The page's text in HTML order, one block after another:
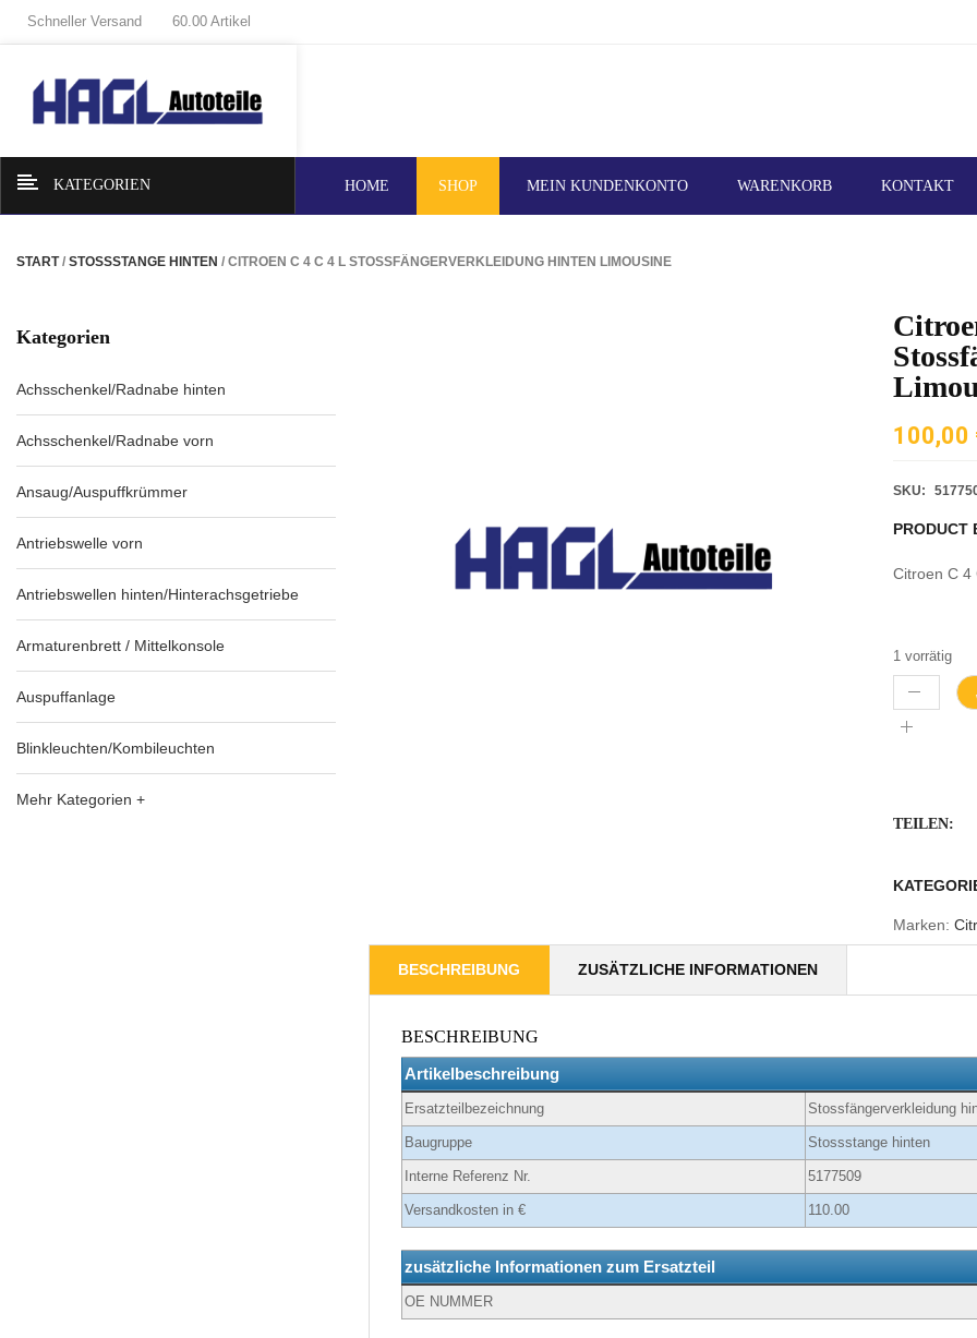
Schneller Versand 60.00 Artikel
KATEGORIEN HOME SHOP MEIN KUNDENKONTO WARENKORB KONTAKT
START/ STOSSSTANGE HINTEN / CITROEN C 4 C 4 L STOSSFÄNGERVERKLEIDUNG HINTEN LIMOUSINE
Kategorien
Achsschenkel/Radnabe hinten
Achsschenkel/Radnabe vorn
Ansaug/Auspuffkrümmer
Antriebswelle vorn
Antriebswellen hinten/Hinterachsgetriebe
Armaturenbrett / Mittelkonsole
Auspuffanlage
Blinkleuchten/Kombileuchten
Mehr Kategorien +
100,00
SKU:
PRODUCT
Citroen C 4
1 vorrätig
TEILEN:
Marken:
BESCHREIBUNG ZUSÄTZLICHE INFORMATIONEN
BESCHREIBUNG
Artikelbeschreibung
Ersatzteilbezeichnung Stossfängerverkleidung
Baugruppe Stossstange hinten
Interne Referenz Nr. 5177509
Versandkosten in € 110.00
zusätzliche Informationen zum Ersatzteil
OE NUMMER